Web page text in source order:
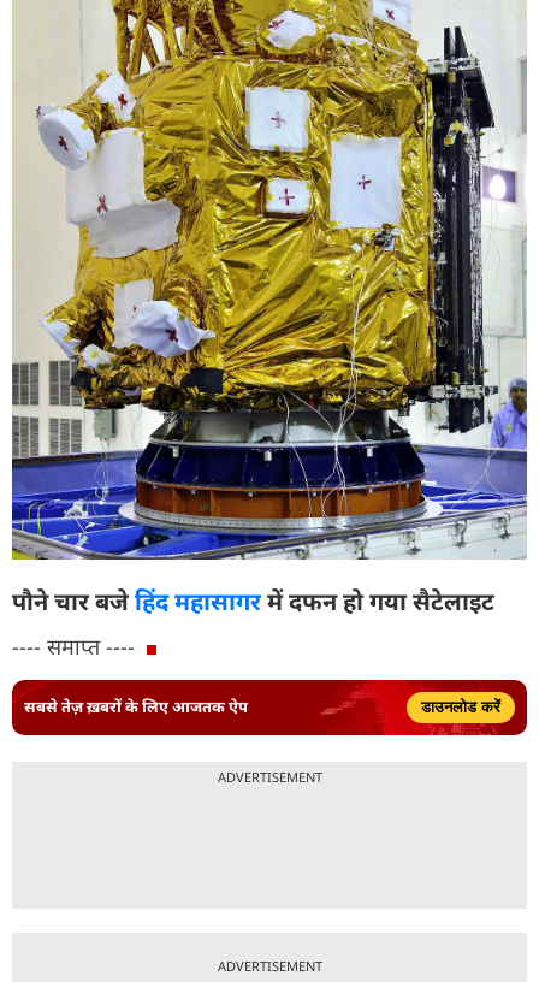
पौने चार बजेहिंद महासागरमें दफन हो गया सैटेलाइट
---- समाप्त ----
सबसे तेज़ ख़बरों के लिए आजतक ऐप डाउनलोड करें
ADVERTISEMENT
ADVERTISEMENT